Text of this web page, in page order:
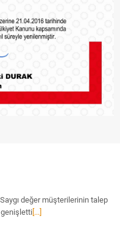
değer müşterilerinin talep
[...]